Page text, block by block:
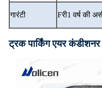
गारंटी Fरी1 वर्ष की
ट्रक पार्किंग एयर कंडीशनर